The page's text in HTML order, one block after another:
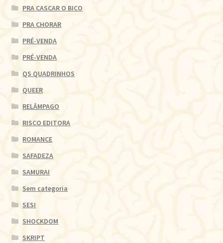
PRA CASCAR O BICO
PRA CHORAR
PRÉ-VENDA
PRÉ-VENDA
QS QUADRINHOS
QUEER
RELÂMPAGO
RISCO EDITORA
ROMANCE
SAFADEZA
SAMURAI
Sem categoria
SESI
SHOCKDOM
SKRIPT